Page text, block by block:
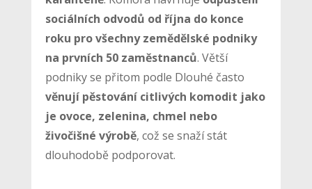
sociálních odvodů od října do konce
roku pro všechny zemědělské podniky
na prvních 50 zaměstnanců. Větší
podniky se přitom podle Dlouhé často
věnují pěstování citlivých komodit jako
je ovoce, zelenina, chmel nebo
živočišné výrobě, což se snaží stát
dlouhodobě podporovat.